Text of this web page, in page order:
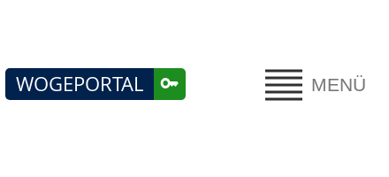
MENÜ
WOGEPORTAL